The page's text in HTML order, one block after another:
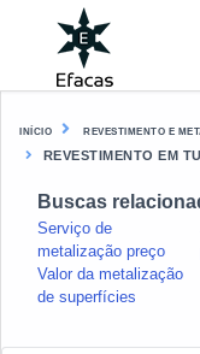
INÍCIO REVESTIMENTO E
REVESTIMENTO EM
Buscas
Serviço de
metalização preço
Valor da metalização
de superfícies